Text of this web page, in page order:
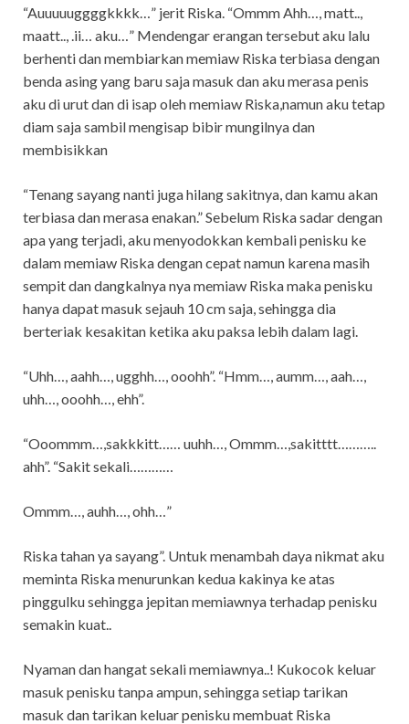
“Auuuuuggggkkkk…” jerit Riska. “Ommm Ahh…, matt..,
maatt.., .ii… aku…” Mendengar erangan tersebut aku lalu
berhenti dan membiarkan memiaw Riska terbiasa dengan
benda asing yang baru saja masuk dan aku merasa penis
aku di urut dan di isap oleh memiaw Riska,namun aku tetap
diam saja sambil mengisap bibir mungilnya dan
membisikkan
“Tenang sayang nanti juga hilang sakitnya, dan kamu akan
terbiasa dan merasa enakan.” Sebelum Riska sadar dengan
apa yang terjadi, aku menyodokkan kembali penisku ke
dalam memiaw Riska dengan cepat namun karena masih
sempit dan dangkalnya nya memiaw Riska maka penisku
hanya dapat masuk sejauh 10 cm saja, sehingga dia
berteriak kesakitan ketika aku paksa lebih dalam lagi.
“Uhh…, aahh…, ugghh…, ooohh”. “Hmm…, aumm…, aah…,
uhh…, ooohh…, ehh”.
“Ooommm…,sakkkitt…… uuhh…, Ommm…,sakitttt………..
ahh”. “Sakit sekali…………
Ommm…, auhh…, ohh…”
Riska tahan ya sayang”. Untuk menambah daya nikmat aku
meminta Riska menurunkan kedua kakinya ke atas
pinggulku sehingga jepitan memiawnya terhadap penisku
semakin kuat..
Nyaman dan hangat sekali memiawnya..! Kukocok keluar
masuk penisku tanpa ampun, sehingga setiap tarikan
masuk dan tarikan keluar penisku membuat Riska